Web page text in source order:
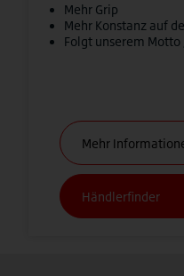
Mehr Grip
Mehr Konstanz auf
Folgt unserem Motto